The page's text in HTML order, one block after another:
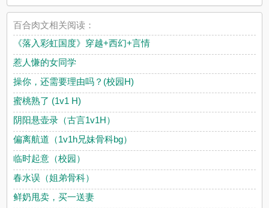
百合肉文相关阅读：
《落入彩虹国度》穿越+西幻+言情
惹人慊的女同学
操你，还需要理由吗？(校园H)
蜜桃熟了 (1v1 H)
阴阳悬壶录（古言1v1H）
偏离航道（1v1h兄妹骨科bg）
临时起意（校园）
春水误（姐弟骨科）
鲜奶甩卖，买一送妻